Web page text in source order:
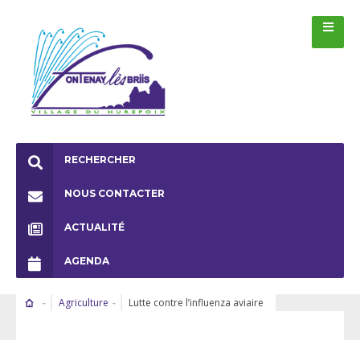
RECHERCHER
NOUS CONTACTER
ACTUALITÉ
AGENDA
Agriculture Lutte contre l’influenza aviaire